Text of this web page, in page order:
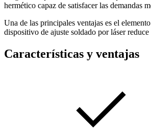
hermético capaz de satisfacer las demandas
Una de las principales ventajas es el
dispositivo de ajuste soldado por láser
Características y ventajas